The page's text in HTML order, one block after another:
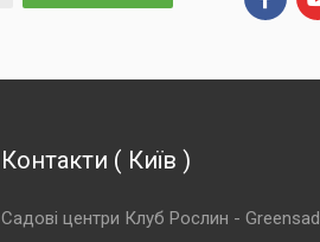
Контакти ( Київ )
Садові центри Клуб Рослин - Greensad